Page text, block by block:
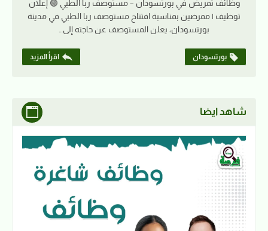
وظائف تمريض في بورتسودان – مستوصف ربا الطبي 🟢 إعلان
توظيف | ممرضين بمناسبة افتتاح مستوصف ربا الطبي في مدينة
بورتسودان، يعلن المستوصف عن حاجته إلى…
بورتسودان اقرأ المزيد
شاهد ايضا